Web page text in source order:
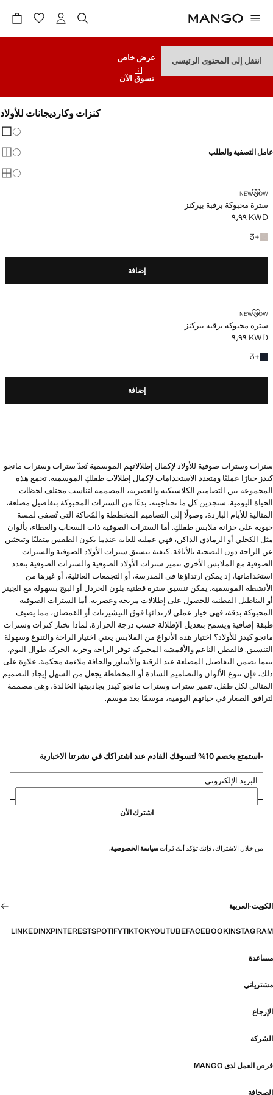
انتقل إلى المحتوى الرئيسي
عرض خاص
تسوق الآن
كنزات وكارديجانات للأولاد
عامل التصفية والطلب
NEW NOW
سترة محبوكة برقبة بيركنز
سترة محبوكة برقبة بيركنز
السعر الحالي [KWD ٩٫٩٩ ]
KWD ٩٫٩٩
+
3+3 المزيد من الألوان
إضافة
NEW NOW
سترة محبوكة برقبة بيركنز
سترة محبوكة برقبة بيركنز
السعر الحالي [KWD ٩٫٩٩ ]
KWD ٩٫٩٩
+
3+3 المزيد من الألوان
إضافة
سترات وسترات صوفية للأولاد لإكمال إطلالاتهم الموسمية تُعدّ سترات وسترات مانجو
كيدز خيارًا عمليًا ومتعدد الاستخدامات لإكمال إطلالات طفلكِ الموسمية. تجمع هذه
المجموعة بين التصاميم الكلاسيكية والعصرية، المصممة لتناسب مختلف لحظات
الحياة اليومية. ستجدين كل ما تحتاجينه، بدءًا من السترات المحبوكة بتفاصيل مضلعة،
المثالية للأيام الباردة، وصولًا إلى التصاميم المخططة والمُحاكة التي تُضفي لمسة
حيوية على خزانة ملابس طفلكِ. أما السترات الصوفية ذات السحاب والغطاء، بألوان
مثل الكحلي أو الرمادي الداكن، فهي عملية للغاية عندما يكون الطقس متقلبًا وتبحثين
عن الراحة دون التضحية بالأناقة. كيفية تنسيق سترات الأولاد الصوفية والسترات
الصوفية مع الملابس الأخرى تتميز سترات الأولاد الصوفية والسترات الصوفية بتعدد
استخداماتها، إذ يمكن ارتداؤها في المدرسة، أو التجمعات العائلية، أو غيرها من
الأنشطة الموسمية. يمكن تنسيق سترة قطنية بلون الخردل أو البيج بسهولة مع الجينز
أو البناطيل القطنية للحصول على إطلالات مريحة وعصرية. أما السترات الصوفية
المحبوكة بدقة، فهي خيار عملي لارتدائها فوق التيشيرتات أو القمصان، مما يضيف
طبقة إضافية ويسمح بتعديل الإطلالة حسب درجة الحرارة. لماذا تختار كنزات وسترات
مانجو كيدز للأولاد؟ اختيار هذه الأنواع من الملابس يعني اختيار الراحة والتنوع وسهولة
التنسيق. فالقطن الناعم والأقمشة المحبوكة توفر الراحة وحرية الحركة طوال اليوم،
بينما تضمن التفاصيل المضلعة عند الرقبة والأساور والحافة ملاءمة محكمة. علاوة على
ذلك، فإن تنوع الألوان والتصاميم السادة أو المخططة يجعل من السهل إيجاد التصميم
المثالي لكل طفل. تتميز سترات وسترات مانجو كيدز بجاذبيتها الخالدة، وهي مصممة
لترافق الصغار في حياتهم اليومية، موسمًا بعد موسم.
-استمتع بخصم 10% لتسوقك القادم عند اشتراكك في نشرتنا الاخبارية
البريد الإلكتروني
اشترك الأن
من خلال الاشتراك، فإنك تؤكد أنك قرأتسياسة الخصوصية.
الكويت·العربية
INSTAGRAM
FACEBOOK
YOUTUBE
TIKTOK
SPOTIFY
PINTEREST
X
LINKEDIN
مساعدة
مشترياتي
الإرجاع
الشركة
فرص العمل لدى MANGO
الصحافة